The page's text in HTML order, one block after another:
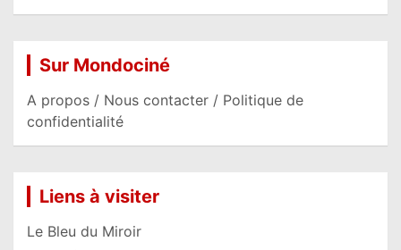
Sur Mondociné
A propos / Nous contacter / Politique de
confidentialité
Liens à visiter
Le Bleu du Miroir